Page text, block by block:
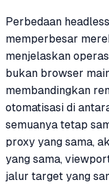
Perbedaan
memperbesar
menjelaskan
bukan browser
membandingkan
otomatisasi di
semuanya tetap
proxy yang sama,
yang sama,
jalur target yang